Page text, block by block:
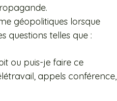
géopolitiques lorsque
questions telles que :
ou puis-je faire ce
appels conférence,